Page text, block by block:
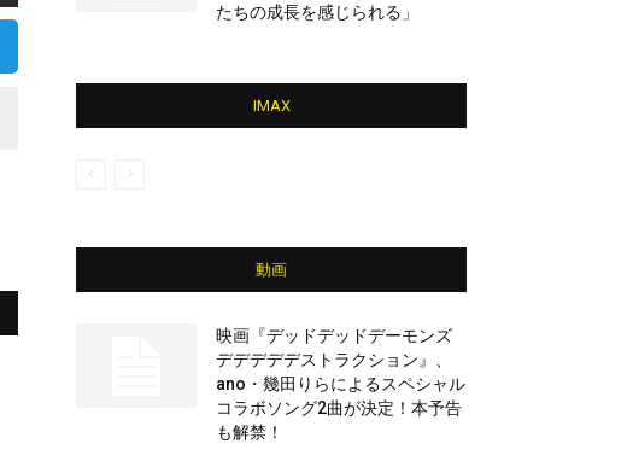
たちの成長を感じられる」
IMAX
動画
映画『デッドデッドデーモンズ
デデデデデストラクション』、
ano・幾田りらによるスペシャル
コラボソング2曲が決定！本予告
も解禁！